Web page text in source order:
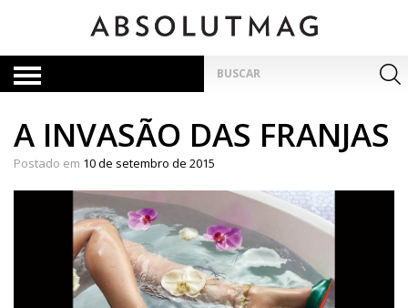
por:
A INVASÃO DAS FRANJAS
Postado em 10 de setembro de 2015